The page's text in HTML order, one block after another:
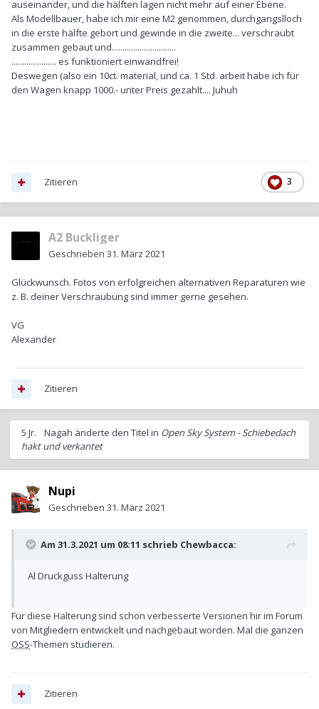
auseinander, und die hälften lagen nicht mehr auf einer Ebene.
Als Modellbauer, habe ich mir eine M2 genommen, durchgangslloch
in die erste hälfte gebort und gewinde in die zweite... verschraubt
zusammen gebaut und..............................
..................... es funktioniert einwandfrei!
Deswegen (also ein 10ct. material, und ca. 1 Std. arbeit habe ich für
den Wagen knapp 1000.- unter Preis gezahlt.... Juhuh
3
Zitieren
A2 Buckliger
Geschrieben 31. März 2021
Glückwunsch. Fotos von erfolgreichen alternativen Reparaturen wie
z. B. deiner Verschraubung sind immer gerne gesehen.
VG
Alexander
Zitieren
5 Jr. Nagah änderte den Titel in Open Sky System - Schiebedach
hakt und verkantet
Nupi
Geschrieben 31. März 2021
Am 31.3.2021 um 08:11 schrieb Chewbacca:
Al Druckguss Halterung
Für diese Halterung sind schon verbesserte Versionen hir im Forum
von Mitgliedern entwickelt und nachgebaut worden. Mal die ganzen
OSS-Themen studieren.
Zitieren